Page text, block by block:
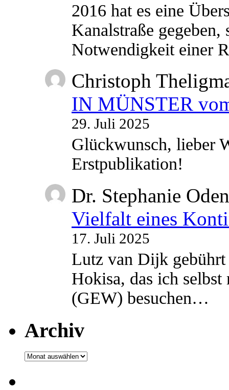
2016 hat es eine
Kanalstraße
Notwendigkeit einer
Christoph
IN MÜNSTER
29. Juli 2025
Glückwunsch, lieber
Erstpublikation!
Dr. Stephanie
Vielfalt eines
17. Juli 2025
Lutz van Dijk
Hokisa, das ich
(GEW) besuchen…
Archiv
Archiv